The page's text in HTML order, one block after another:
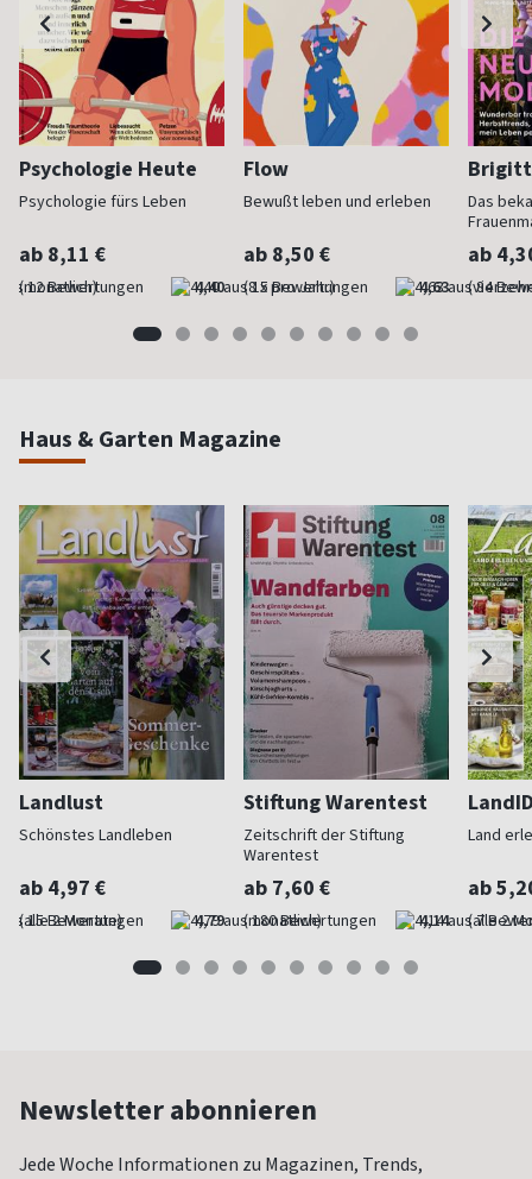
Psychologie Heute
Psychologie fürs Leben
ab 8,11 €
(monatlich) 4,40
Flow
Bewußt leben und erleben
ab 8,50 €
(8 x pro Jahr) 4,63
Das
ab
Haus & Garten Magazine
Landlust
Schönstes Landleben
ab 4,97 €
(alle 2 Monate) 4,79
Stiftung Warentest
Zeitschrift der Stiftung
Warentest
ab 7,60 €
(monatlich) 4,14
Land
ab
(alle 2
Newsletter abonnieren
Jede Woche Informationen zu Magazinen, Trends,